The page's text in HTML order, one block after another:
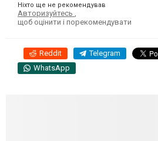
Ніхто ще не рекомендував
Авторизуйтесь
щоб оцінити і порекомендувати
Reddit Telegram
WhatsApp